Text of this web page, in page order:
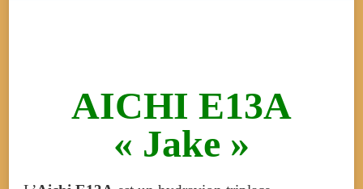
AICHI E13A
« Jake »